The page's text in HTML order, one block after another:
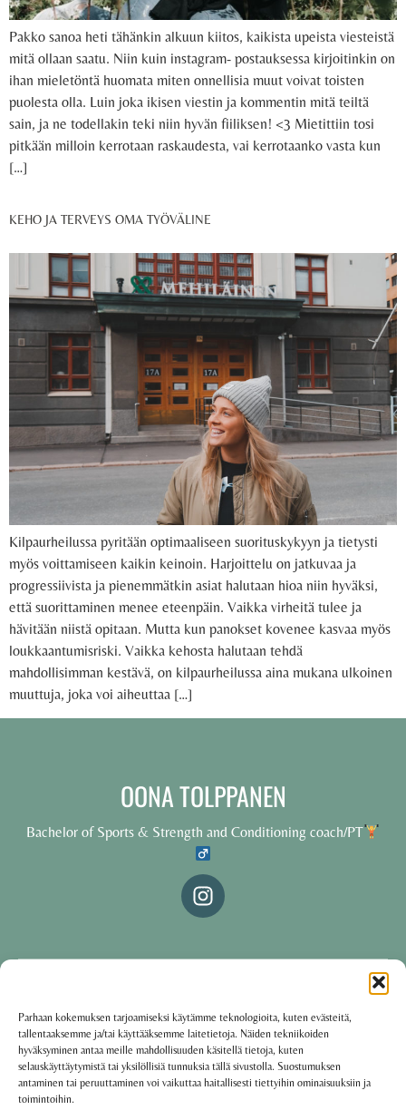
Parhaan kokemuksen tarjoamiseksi käytämme teknologioita, kuten evästeitä,
tallentaaksemme ja/tai käyttääksemme laitetietoja. Näiden tekniikoiden
hyväksyminen antaa meille mahdollisuuden käsitellä tietoja, kuten
selauskäyttäytymistä tai yksilöllisiä tunnuksia tällä sivustolla. Suostumuksen
antaminen tai peruuttaminen voi vaikuttaa haitallisesti tiettyihin ominaisuuksiin ja
toimintoihin.
Pakko sanoa heti tähänkin alkuun kiitos, kaikista upeista viesteistä
mitä ollaan saatu. Niin kuin instagram- postauksessa kirjoitinkin on
ihan mieletöntä huomata miten onnellisia muut voivat toisten
puolesta olla. Luin joka ikisen viestin ja kommentin mitä teiltä
sain, ja ne todellakin teki niin hyvän fiiliksen! <3 Mietittiin tosi
pitkään milloin kerrotaan raskaudesta, vai kerrotaanko vasta kun
[…]
KEHO JA TERVEYS OMA TYÖVÄLINE
Kilpaurheilussa pyritään optimaaliseen suorituskykyyn ja tietysti
myös voittamiseen kaikin keinoin. Harjoittelu on jatkuvaa ja
progressiivista ja pienemmätkin asiat halutaan hioa niin hyväksi,
että suorittaminen menee eteenpäin. Vaikka virheitä tulee ja
hävitään niistä opitaan. Mutta kun panokset kovenee kasvaa myös
loukkaantumisriski. Vaikka kehosta halutaan tehdä
mahdollisimman kestävä, on kilpaurheilussa aina mukana ulkoinen
muuttuja, joka voi aiheuttaa […]
OONA TOLPPANEN
Bachelor of Sports & Strength and Conditioning coach/PT
Käyttöehdot·Tietosuojakäytäntö